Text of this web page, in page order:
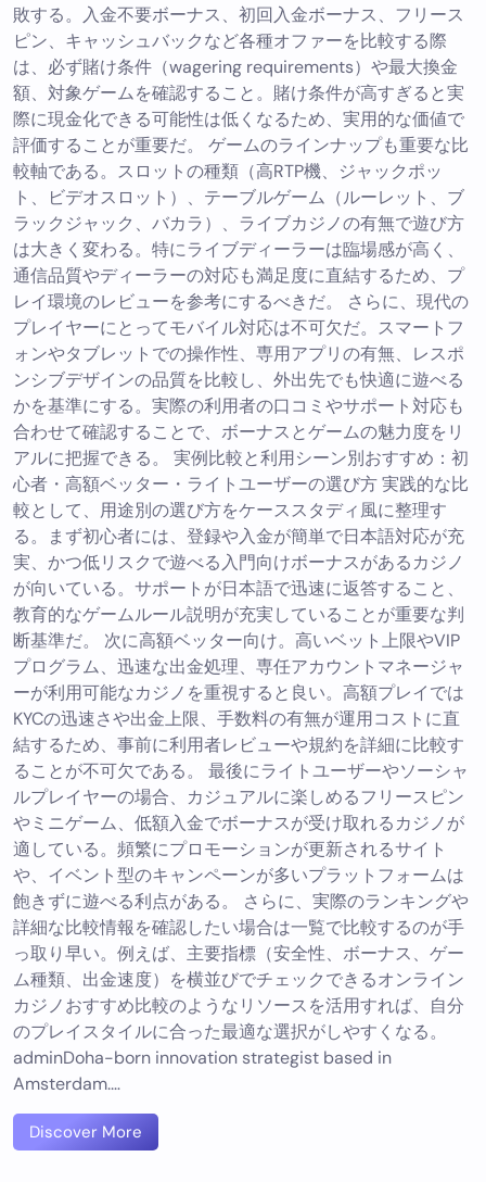
敗する。入金不要ボーナス、初回入金ボーナス、フリース
ピン、キャッシュバックなど各種オファーを比較する際
は、必ず賭け条件（wagering requirements）や最大換金
額、対象ゲームを確認すること。賭け条件が高すぎると実
際に現金化できる可能性は低くなるため、実用的な価値で
評価することが重要だ。 ゲームのラインナップも重要な比
較軸である。スロットの種類（高RTP機、ジャックポッ
ト、ビデオスロット）、テーブルゲーム（ルーレット、ブ
ラックジャック、バカラ）、ライブカジノの有無で遊び方
は大きく変わる。特にライブディーラーは臨場感が高く、
通信品質やディーラーの対応も満足度に直結するため、プ
レイ環境のレビューを参考にするべきだ。 さらに、現代の
プレイヤーにとってモバイル対応は不可欠だ。スマートフ
ォンやタブレットでの操作性、専用アプリの有無、レスポ
ンシブデザインの品質を比較し、外出先でも快適に遊べる
かを基準にする。実際の利用者の口コミやサポート対応も
合わせて確認することで、ボーナスとゲームの魅力度をリ
アルに把握できる。 実例比較と利用シーン別おすすめ：初
心者・高額ベッター・ライトユーザーの選び方 実践的な比
較として、用途別の選び方をケーススタディ風に整理す
る。まず初心者には、登録や入金が簡単で日本語対応が充
実、かつ低リスクで遊べる入門向けボーナスがあるカジノ
が向いている。サポートが日本語で迅速に返答すること、
教育的なゲームルール説明が充実していることが重要な判
断基準だ。 次に高額ベッター向け。高いベット上限やVIP
プログラム、迅速な出金処理、専任アカウントマネージャ
ーが利用可能なカジノを重視すると良い。高額プレイでは
KYCの迅速さや出金上限、手数料の有無が運用コストに直
結するため、事前に利用者レビューや規約を詳細に比較す
ることが不可欠である。 最後にライトユーザーやソーシャ
ルプレイヤーの場合、カジュアルに楽しめるフリースピン
やミニゲーム、低額入金でボーナスが受け取れるカジノが
適している。頻繁にプロモーションが更新されるサイト
や、イベント型のキャンペーンが多いプラットフォームは
飽きずに遊べる利点がある。 さらに、実際のランキングや
詳細な比較情報を確認したい場合は一覧で比較するのが手
っ取り早い。例えば、主要指標（安全性、ボーナス、ゲー
ム種類、出金速度）を横並びでチェックできるオンライン
カジノおすすめ比較のようなリソースを活用すれば、自分
のプレイスタイルに合った最適な選択がしやすくなる。
adminDoha-born innovation strategist based in
Amsterdam.…
Discover More